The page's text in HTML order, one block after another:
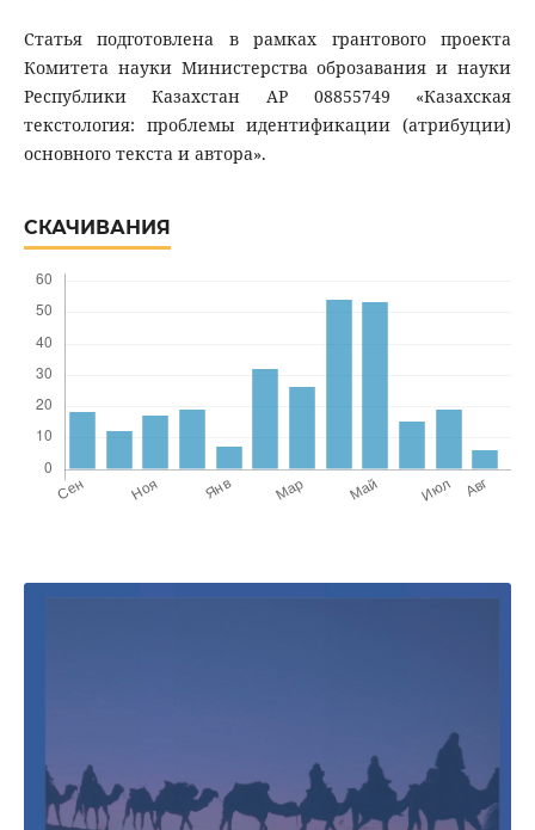
Статья подготовлена в рамках грантового проекта
Комитета науки Министерства оброзавания и науки
Республики Казахстан АР 08855749 «Казахская
текстология: проблемы идентификации (атрибуции)
основного текста и автора».
СКАЧИВАНИЯ